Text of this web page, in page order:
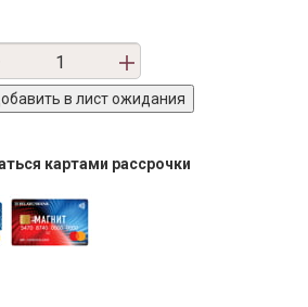
картами рассрочки